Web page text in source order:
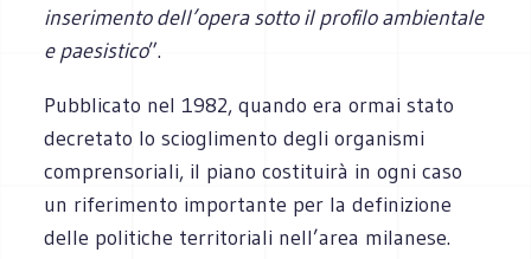
inserimento dell’opera sotto il profilo ambientale
e paesistico”.
Pubblicato nel 1982, quando era ormai stato
decretato lo scioglimento degli organismi
comprensoriali, il piano costituirà in ogni caso
un riferimento importante per la definizione
delle politiche territoriali nell’area milanese.